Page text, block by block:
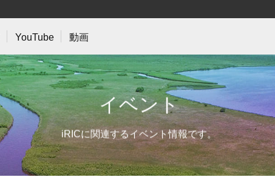
YouTube 動画
イベント
iRICに関連するイベント情報です。